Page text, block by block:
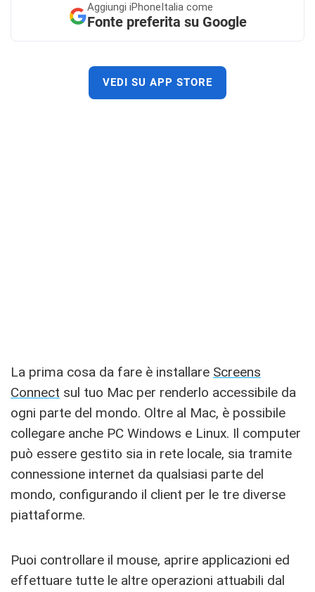
Aggiungi iPhoneItalia come
Fonte preferita su Google
VEDI SU APP STORE
La prima cosa da fare è installare Screens
Connect sul tuo Mac per renderlo accessibile da
ogni parte del mondo. Oltre al Mac, è possibile
collegare anche PC Windows e Linux. Il computer
può essere gestito sia in rete locale, sia tramite
connessione internet da qualsiasi parte del
mondo, configurando il client per le tre diverse
piattaforme.
Puoi controllare il mouse, aprire applicazioni ed
effettuare tutte le altre operazioni attuabili dal